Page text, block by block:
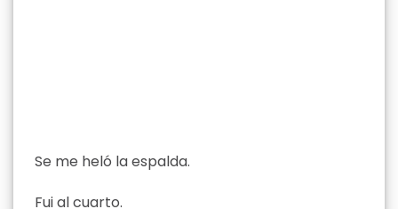
Se me heló la espalda.
Fui al cuarto.